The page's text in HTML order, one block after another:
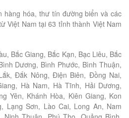
hàng hóa, thư tín đường biển và các
Việt Nam tại 63 tỉnh thành Việt Nam
Bắc Giang, Bắc Kạn, Bạc Liêu, Bắc
Dương, Bình Phước, Bình Thuận,
Đắk Nông, Điện Biên, Đồng Nai,
Hà Nam, Hà Tĩnh, Hải Dương,
Yên, Khánh Hòa, Kiên Giang, Kon
Lạng Sơn, Lào Cai, Long An, Nam